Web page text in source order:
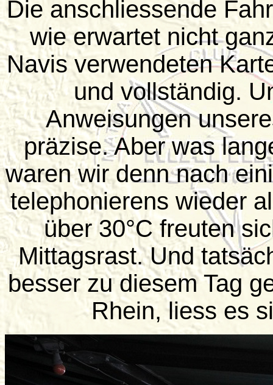
Die anschliessende
wie erwartet nicht
Navis verwendeten
und vollständig.
Anweisungen
präzise. Aber was
waren wir denn nach
telephonierens wieder
über 30°C freuten
Mittagsrast. Und
besser zu diesem Tag
Rhein, liess es